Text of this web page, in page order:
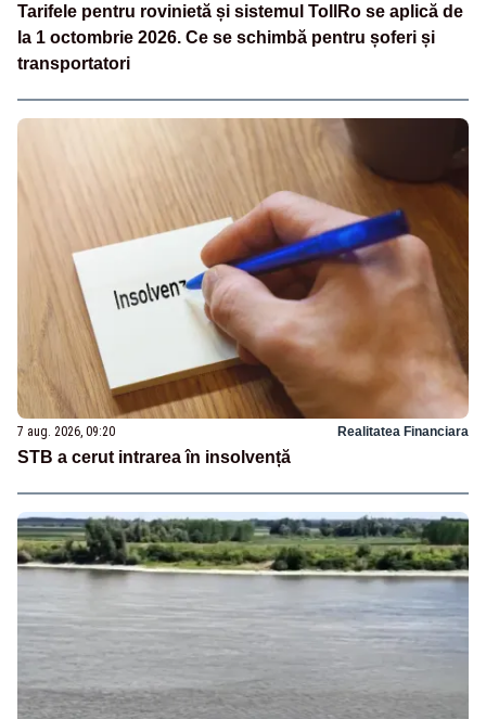
Tarifele pentru rovinietă și sistemul TollRo se aplică de
la 1 octombrie 2026. Ce se schimbă pentru șoferi și
transportatori
7 aug. 2026, 09:20 Realitatea Financiara
STB a cerut intrarea în insolvență